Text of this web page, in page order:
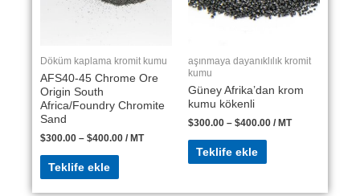
Döküm kaplama kromit kumu
AFS40-45 Chrome Ore
Origin South
Africa/Foundry Chromite
Sand
$300.00 – $400.00 / MT
Teklife ekle
aşınmaya dayanıklılık kromit
kumu
Güney Afrika’dan krom
kumu kökenli
$300.00 – $400.00 / MT
Teklife ekle